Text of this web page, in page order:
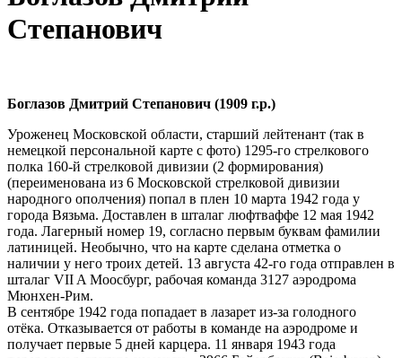
Степанович
Боглазов Дмитрий Степанович (1909 г.р.)
Уроженец Московской области, старший лейтенант (так в
немецкой персональной карте с фото) 1295-го стрелкового
полка 160-й стрелковой дивизии (2 формирования)
(переименована из 6 Московской стрелковой дивизии
народного ополчения) попал в плен 10 марта 1942 года у
города Вязьма. Доставлен в шталаг люфтваффе 12 мая 1942
года. Лагерный номер 19, согласно первым буквам фамилии
латиницей. Необычно, что на карте сделана отметка о
наличии у него троих детей. 13 августа 42-го года отправлен в
шталаг VII A Моосбург, рабочая команда 3127 аэродрома
Мюнхен-Рим.
В сентябре 1942 года попадает в лазарет из-за голодного
отёка. Отказывается от работы в команде на аэродроме и
получает первые 5 дней карцера. 11 января 1943 года